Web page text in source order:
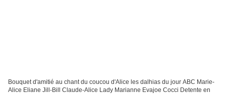
Bouquet d'amitié au chant du coucou d'Alice les dalhias du jour ABC Marie-
Alice Eliane Jill-Bill Claude-Alice Lady Marianne Evajoe Cocci Detente en